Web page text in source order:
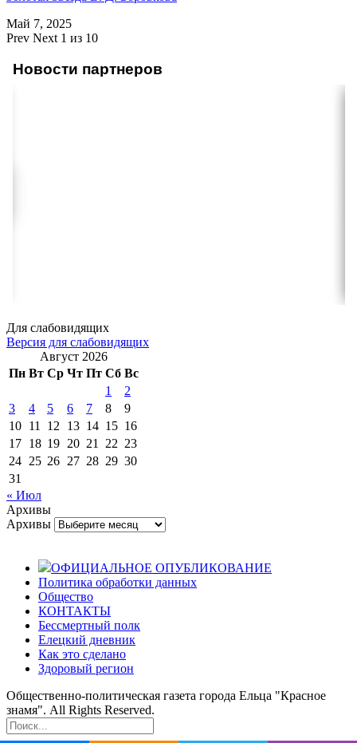
Май 7, 2025
Prev Next 1 из 10
Новости партнеров
Для слабовидящих
Версия для слабовидящих
Август 2026
Пн Вт Ср Чт Пт Сб Вс
1
2
3
4 5 6 7 8
9
10 11 12 13 14 15 16
17 18 19 20 21 22 23
24 25 26 27 28 29 30
31
« Июл
Архивы
Архивы
ОФИЦИАЛЬНОЕ ОПУБЛИКОВАНИЕ
Политика обработки данных
Общество
КОНТАКТЫ
Бессмертный полк
Елецкий дневник
Как это сделано
Здоровый регион
Общественно-политическая газета города Ельца "Красное
знамя". All Rights Reserved.